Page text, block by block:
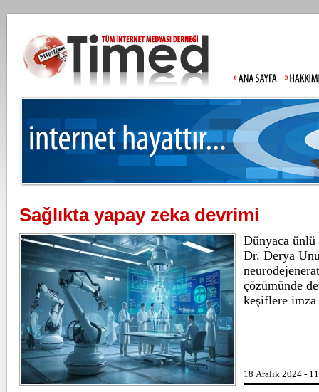
Sağlıkta yapay zeka devrimi
Dünyaca
Dr. Derya
çözümünde
keşiflere imza
18 Aralık 2024 -
Beşiktaş'ta şok